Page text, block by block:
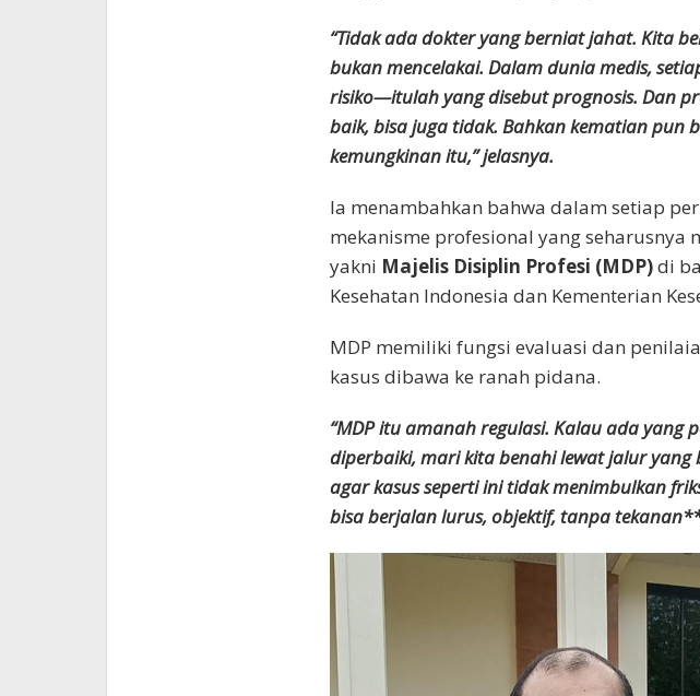
“Tidak ada dokter yang berniat jahat. Kita
bukan mencelakai. Dalam dunia medis,
risiko—itulah yang disebut prognosis. Dan
baik, bisa juga tidak. Bahkan kematian pun
kemungkinan itu,” jelasnya.
Ia menambahkan bahwa dalam setiap
mekanisme profesional yang seharusnya
yakni Majelis Disiplin Profesi (MDP)di
Kesehatan Indonesia dan Kementerian
MDP memiliki fungsi evaluasi dan
kasus dibawa ke ranah pidana.
“MDP itu amanah regulasi. Kalau ada yang
diperbaiki, mari kita benahi lewat jalur yang
agar kasus seperti ini tidak menimbulkan
bisa berjalan lurus, objektif, tanpa